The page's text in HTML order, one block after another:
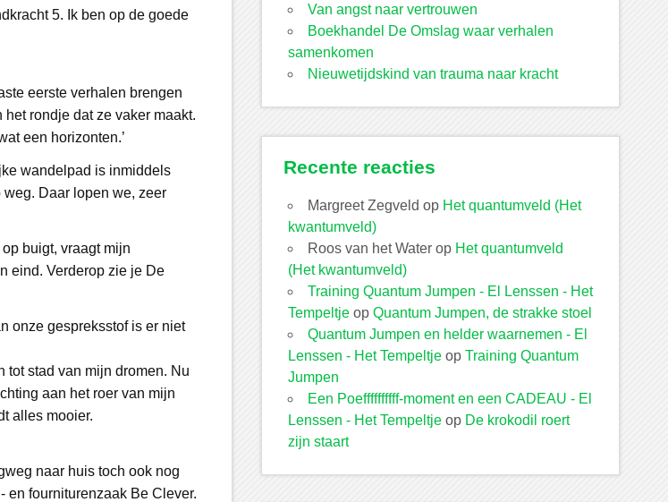
5. Ik ben op de goede
eerste verhalen brengen
rondje dat ze vaker maakt.
een horizonten.’
wandelpad is inmiddels
Daar lopen we, zeer
buigt, vraagt mijn
eind. Verderop zie je De
onze gespreksstof is er niet
tot stad van mijn dromen. Nu
aan het roer van mijn
alles mooier.
naar huis toch ook nog
en fourniturenzaak Be Clever.
Van angst naar vertrouwen
Boekhandel De Omslag waar verhalen
samenkomen
Nieuwetijdskind van trauma naar kracht
Recente reacties
Margreet Zegveld op Het quantumveld (Het
kwantumveld)
Roos van het Water op Het quantumveld
(Het kwantumveld)
Training Quantum Jumpen - El Lenssen - Het
Tempeltje opQuantum Jumpen, de strakke stoel
Quantum Jumpen en helder waarnemen - El
Lenssen - Het Tempeltje opTraining Quantum
Jumpen
Een Poeffffffffff-moment en een CADEAU - El
Lenssen - Het Tempeltje op De krokodil roert
zijn staart